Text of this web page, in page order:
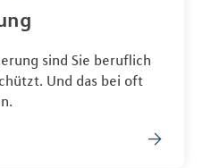
sind Sie beruflich
Und das bei oft